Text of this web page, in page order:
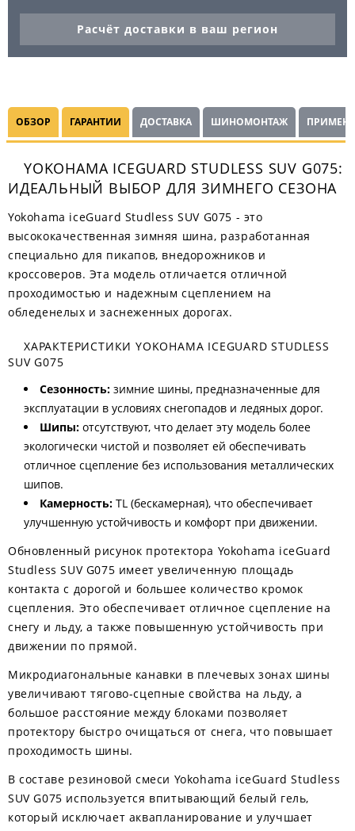
Расчёт доставки в ваш регион
ОБЗОР ГАРАНТИИ ДОСТАВКА ШИНОМОНТАЖ
YOKOHAMA ICEGUARD STUDLESS SUV G075:
ИДЕАЛЬНЫЙ ВЫБОР ДЛЯ ЗИМНЕГО СЕЗОНА
Yokohama iceGuard Studless SUV G075 - это
высококачественная зимняя шина, разработанная
специально для пикапов, внедорожников и
кроссоверов. Эта модель отличается отличной
проходимостью и надежным сцеплением на
обледенелых и заснеженных дорогах.
ХАРАКТЕРИСТИКИ YOKOHAMA ICEGUARD STUDLESS
SUV G075
Сезонность: зимние шины, предназначенные для
эксплуатации в условиях снегопадов и ледяных дорог.
Шипы: отсутствуют, что делает эту модель более
экологически чистой и позволяет ей обеспечивать
отличное сцепление без использования металлических
шипов.
Камерность: TL (бескамерная), что обеспечивает
улучшенную устойчивость и комфорт при движении.
Обновленный рисунок протектора Yokohama iceGuard
Studless SUV G075 имеет увеличенную площадь
контакта с дорогой и большее количество кромок
сцепления. Это обеспечивает отличное сцепление на
снегу и льду, а также повышенную устойчивость при
движении по прямой.
Микродиагональные канавки в плечевых зонах шины
увеличивают тягово-сцепные свойства на льду, а
большое расстояние между блоками позволяет
протектору быстро очищаться от снега, что повышает
проходимость шины.
В составе резиновой смеси Yokohama iceGuard Studless
SUV G075 используется впитывающий белый гель,
который исключает аквапланирование и улучшает